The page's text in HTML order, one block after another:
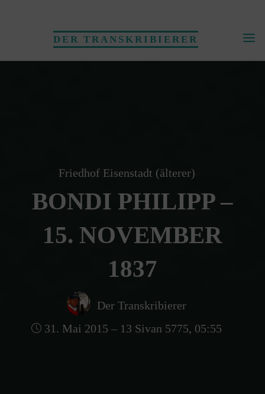
DER TRANSKRIBIERER
Friedhof Eisenstadt (älterer)
BONDI PHILIPP –
15. NOVEMBER
1837
Der Transkribierer
31. Mai 2015 – 13 Sivan 5775, 05:55